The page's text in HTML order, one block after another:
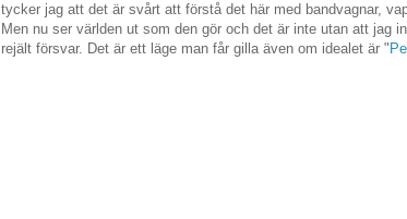
tycker jag att det är svårt att förstå det här med bandvagnar,
Men nu ser världen ut som den gör och det är inte utan att jag
rejält försvar. Det är ett läge man får gilla även om idealet är "